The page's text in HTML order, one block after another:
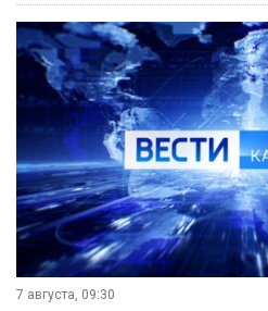
7 августа, 09:30